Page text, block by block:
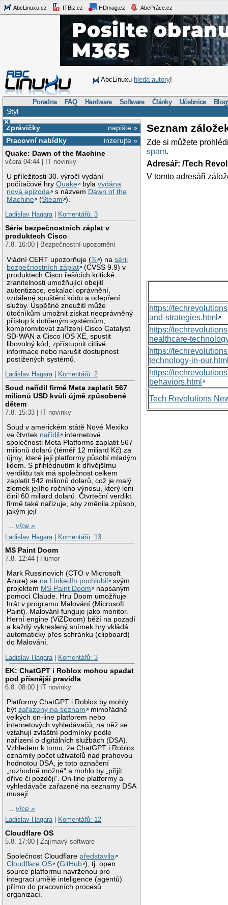
AbcLinuxu.cz ITBiz.cz HDmag.cz AbcPráce.cz
AbcLinuxu hledá autory!
Poradna FAQ Hardware Software Články Učebnice
Styl
×
napište »
Zprávičky
inzerujte »
Pracovní nabídky
Quake: Dawn of the Machine
včera 04:44 | IT novinky
U příležitosti 30. výročí vydání
počítačové hryQuake bylavydána
nová epizoda
s názvem Dawn of the
Machine
(Steam ).
Ladislav Hagara| Komentářů: 3
Série bezpečnostních záplat v
produktech Cisco
7.8. 16:00 | Bezpečnostní upozornění
Vládní CERT upozorňuje (𝕏 ) nasérii
bezpečnostních záplat
(CVSS 9.9) v
produktech Cisco řešících kritické
zranitelnosti umožňující obejití
autentizace, eskalaci oprávnění,
vzdálené spuštění kódu a odepření
služby. Úspěšné zneužití může
útočníkům umožnit získat neoprávněný
přístup k dotčeným systémům,
kompromitovat zařízení Cisco Catalyst
SD-WAN a Cisco IOS XE, spustit
libovolný kód, zpřístupnit citlivé
informace nebo narušit dostupnost
postižených systémů.
Ladislav Hagara| Komentářů: 2
Soud nařídil firmě Meta zaplatit 567
milionů USD kvůli újmě způsobené
dětem
7.8. 15:33 | IT novinky
Soud v americkém státě Nové Mexiko
ve čtvrtek nařídil
internetové
společnosti Meta Platforms zaplatit 567
milionů dolarů (téměř 12 miliard Kč) za
újmy, které její platformy působí mladým
lidem. S přihlédnutím k dřívějšímu
verdiktu tak má společnost celkem
zaplatit 942 milionů dolarů, což je malý
zlomek jejího ročního výnosu, který loni
činil 60 miliard dolarů. Čtvrteční verdikt
firmě také nařizuje, aby změnila způsob,
jakým její
…více »
Ladislav Hagara
Komentářů: 13
MS Paint Doom
7.8. 12:44 | Humor
Mark Russinovich (CTO v Microsoft
Azure) se na LinkedIn pochlubil
svým
projektem MS Paint Doom
napsaným
pomocí Claude. Hru Doom umožňuje
hrát v programu Malování (Microsoft
Paint). Malování funguje jako monitor.
Herní engine (ViZDoom) běží na pozadí
a každý vykreslený snímek hry vkládá
automaticky přes schránku (clipboard)
do Malování.
Ladislav Hagara
Komentářů: 3
EK: ChatGPT i Roblox mohou spadat
pod přísnější pravidla
6.8. 08:00 | IT novinky
Platformy ChatGPT i Roblox by mohly
býtzařazeny na seznam
mimořádně
velkých on-line platforem nebo
internetových vyhledávačů, na něž se
vztahují zvláštní podmínky podle
nařízení o digitálních službách (DSA).
Vzhledem k tomu, že ChatGPT i Roblox
oznámily počet uživatelů nad prahovou
hodnotou DSA, je toto označení
„rozhodně možné“ a mohlo by „přijít
dříve či později“. On-line platformy a
vyhledávače zařazené na seznamy DSA
musejí
…více »
Ladislav Hagara| Komentářů: 12
Cloudflare OS
5.8. 17:00 | Zajímavý software
Společnost Cloudflare představila
Cloudflare OS
(GitHub ), tj. open
source platformu navrženou pro
integraci umělé inteligence (agentů)
přímo do pracovních procesů
organizací.
Seznam
Zde si můžete
spam.
Adresář: /Tech
V tomto adresáři
https://
and-strategies.html
https://
healthcare-
https://
technology-in-
https://
behaviors.html
Tech Revolutions